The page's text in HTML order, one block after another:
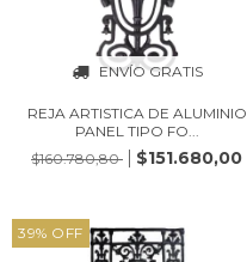
ENVÍO GRATIS
REJA ARTISTICA DE ALUMINIO
PANEL TIPO FO...
$160.780,80
$151.680,00
39% OFF